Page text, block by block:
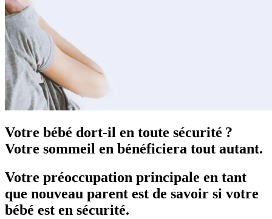
Votre bébé dort-il en toute sécurité ?
Votre sommeil en bénéficiera tout autant.
Votre préoccupation principale en tant
que nouveau parent est de savoir si votre
bébé est en sécurité.